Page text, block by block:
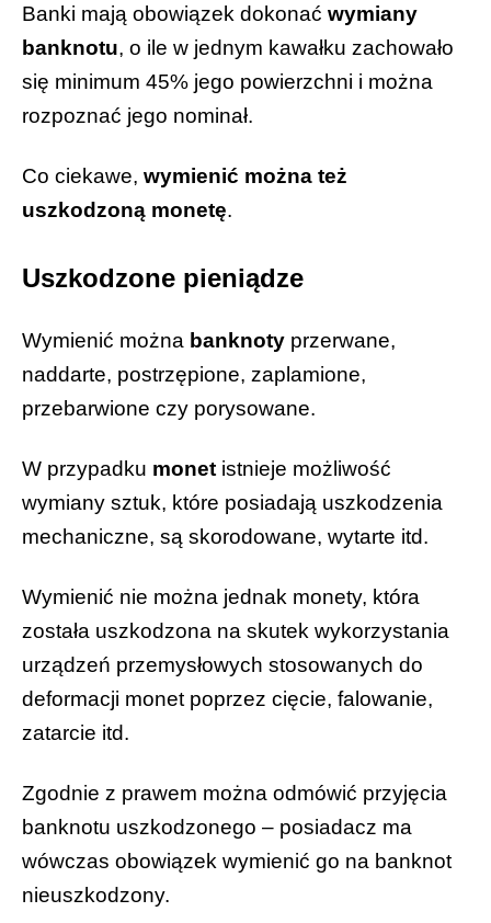
Banki mają obowiązek dokonać wymiany
banknotu, o ile w jednym kawałku zachowało
się minimum 45% jego powierzchni i można
rozpoznać jego nominał.
Co ciekawe, wymienić można też
uszkodzoną monetę.
Uszkodzone pieniądze
Wymienić można banknoty przerwane,
naddarte, postrzępione, zaplamione,
przebarwione czy porysowane.
W przypadku monet istnieje możliwość
wymiany sztuk, które posiadają uszkodzenia
mechaniczne, są skorodowane, wytarte itd.
Wymienić nie można jednak monety, która
została uszkodzona na skutek wykorzystania
urządzeń przemysłowych stosowanych do
deformacji monet poprzez cięcie, falowanie,
zatarcie itd.
Zgodnie z prawem można odmówić przyjęcia
banknotu uszkodzonego – posiadacz ma
wówczas obowiązek wymienić go na banknot
nieuszkodzony.